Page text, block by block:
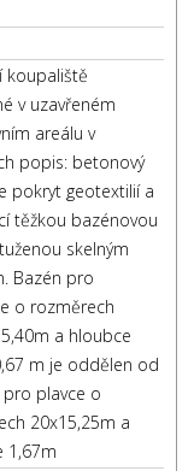
koupaliště
v uzavřeném
areálu v
popis: betonový
pokryt geotextilií a
těžkou bazénovou
skelným
Bazén pro
o rozměrech
a hloubce
m je oddělen od
plavce o
20x15,25m a
1,67m